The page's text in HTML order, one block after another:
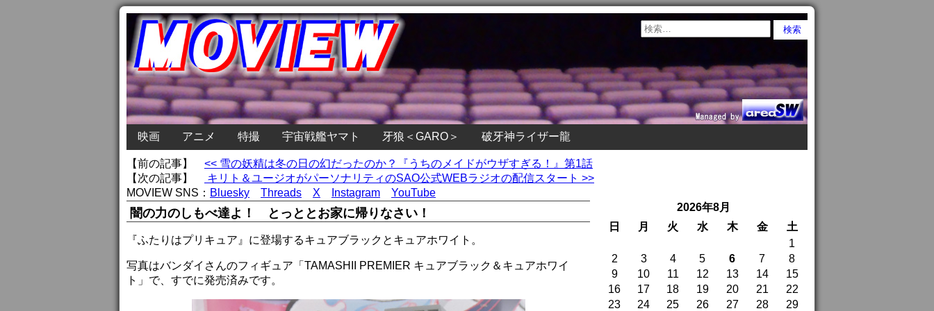
映画 アニメ 特撮 宇宙戦艦ヤマト 牙狼＜GARO＞ 破牙神ライザー龍
【前の記事】 << 雪の妖精は冬の日の幻だったのか？『うちのメイドがウザすぎる！』第1話
【次の記事】
キリト＆ユージオがパーソナリティのSAO公式WEBラジオの配信スタート >>
MOVIEW SNS： Bluesky Threads X Instagram YouTube
闇の力のしもべ達よ！ とっととお家に帰りなさい！
『ふたりはプリキュア』に登場するキュアブラックとキュアホワイト。
写真はバンダイさんのフィギュア「TAMASHII PREMIER キュアブラック＆キュアホワイ
ト」で、すでに発売済みです。
2026年8月
日
月 火 水 木 金
土
1
2
3 4 5 6 7
8
9
10 11 12 13 14
15
16
17 18 19 20 21
22
23
24 25 26 27 28 29